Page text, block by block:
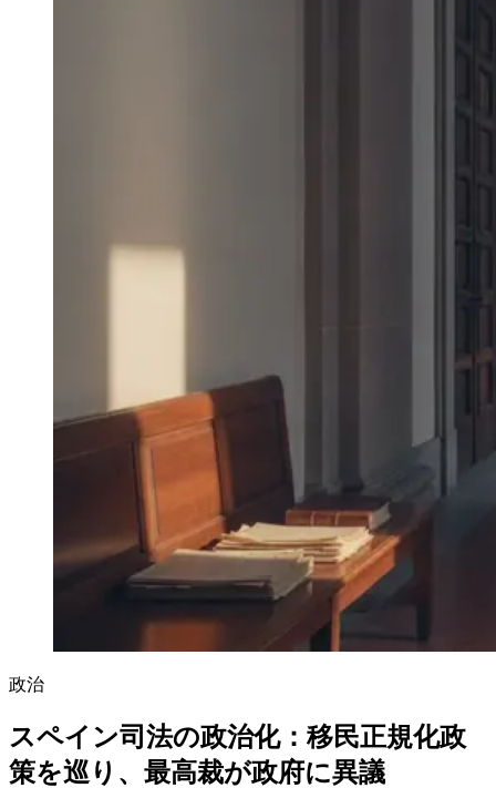
政治
スペイン司法の政治化：移民正規化政
策を巡り、最高裁が政府に異議